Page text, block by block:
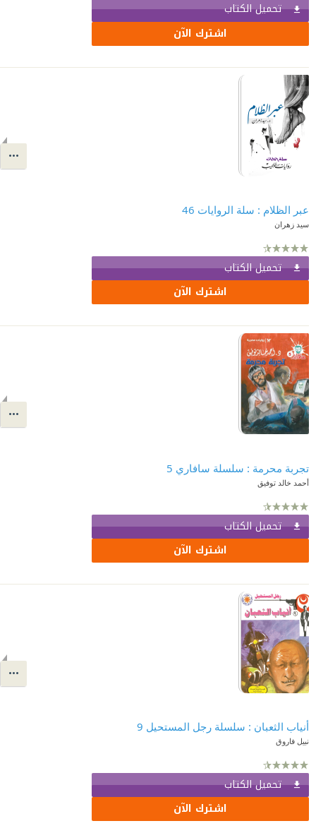
تحميل الكتاب
اشترك الآن
عبر الظلام : سلة الروايات 46
سيد زهران
تحميل الكتاب
اشترك الآن
تجربة محرمة : سلسلة سافاري 5
أحمد خالد توفيق
تحميل الكتاب
اشترك الآن
أنياب الثعبان : سلسلة رجل المستحيل 9
نبيل فاروق
تحميل الكتاب
اشترك الآن